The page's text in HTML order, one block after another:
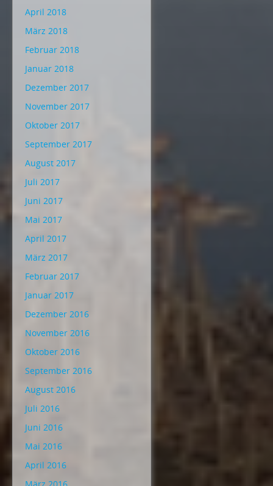
April 2018
März 2018
Februar 2018
Januar 2018
Dezember 2017
November 2017
Oktober 2017
September 2017
August 2017
Juli 2017
Juni 2017
Mai 2017
April 2017
März 2017
Februar 2017
Januar 2017
Dezember 2016
November 2016
Oktober 2016
September 2016
August 2016
Juli 2016
Juni 2016
Mai 2016
April 2016